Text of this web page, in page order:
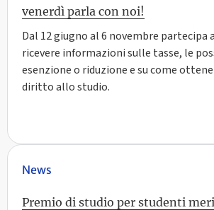
venerdì parla con noi!
Dal 12 giugno al 6 novembre
ricevere informazioni sulle tasse, le
esenzione o riduzione e su come
diritto allo studio.
News
Premio di studio per studenti